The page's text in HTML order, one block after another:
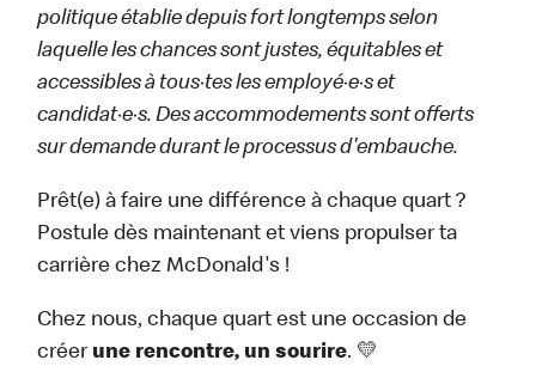
politique établie depuis fort longtemps selon
laquelle les chances sont justes, équitables et
accessibles à tous·tes les employé·e·s et
candidat·e·s. Des accommodements sont offerts
sur demande durant le processus d'embauche.
Prêt(e) à faire une différence à chaque quart ?
Postule dès maintenant et viens propulser ta
carrière chez McDonald's !
Chez nous, chaque quart est une occasion de
créer une rencontre, un sourire. 💛